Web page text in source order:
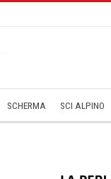
SCHERMA SCI ALPINO